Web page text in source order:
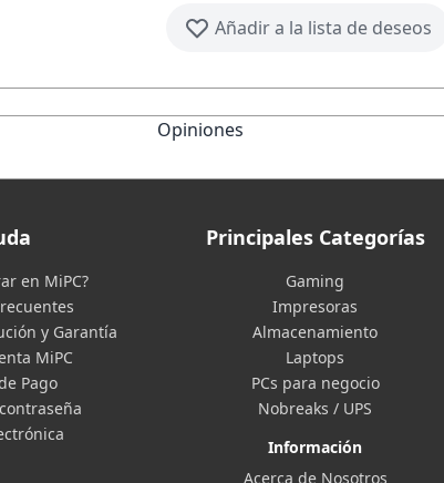
Añadir a la lista de deseos
Opiniones
en MiPC?
y Garantía
MiPC
Pago
Principales Categorías
Gaming
Impresoras
Almacenamiento
Laptops
PCs para negocio
Nobreaks / UPS
Información
Acerca de Nosotros